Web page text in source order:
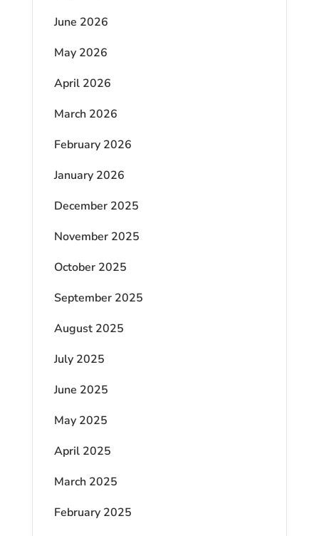
June 2026
May 2026
April 2026
March 2026
February 2026
January 2026
December 2025
November 2025
October 2025
September 2025
August 2025
July 2025
June 2025
May 2025
April 2025
March 2025
February 2025